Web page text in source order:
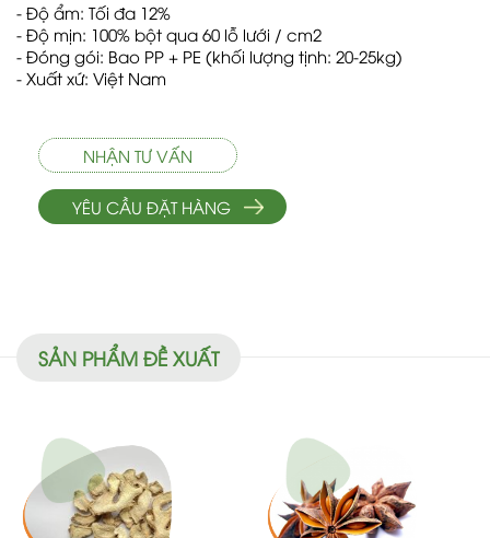
- Độ ẩm: Tối đa 12%
- Độ mịn: 100% bột qua 60 lỗ lưới / cm2
- Đóng gói: Bao PP + PE (khối lượng tịnh: 20-25kg)
- Xuất xứ: Việt Nam
NHẬN TƯ VẤN
YÊU CẦU ĐẶT HÀNG
SẢN PHẨM ĐỀ XUẤT